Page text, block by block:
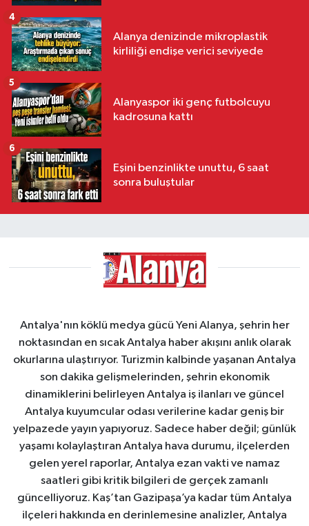
Alanya denizinde mikroplastik
kirliliği endişe verici seviyede
4
Alanyaspor iki genç futbolcuyu
kadrosuna kattı
5
Eşini benzinlikte unuttu, 6 saat
sonra buluştular
6
Antalya'nın köklü medya gücü Yeni Alanya, şehrin her
noktasından en sıcak Antalya haber akışını anlık olarak
okurlarına ulaştırıyor. Turizmin kalbinde yaşanan Antalya
son dakika gelişmelerinden, şehrin ekonomik
dinamiklerini belirleyen Antalya iş ilanları ve güncel
Antalya kuyumcular odası verilerine kadar geniş bir
yelpazede yayın yapıyoruz. Sadece haber değil; günlük
yaşamı kolaylaştıran Antalya hava durumu, ilçelerden
gelen yerel raporlar, Antalya ezan vakti ve namaz
saatleri gibi kritik bilgileri de gerçek zamanlı
güncelliyoruz. Kaş’tan Gazipaşa’ya kadar tüm Antalya
ilçeleri hakkında en derinlemesine analizler, Antalya